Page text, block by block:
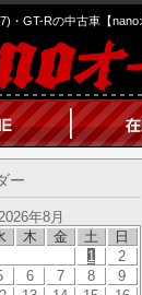
・GT-Rの中古車【nano
ー
年8月
木 金 土 日
1
2
6 7 8
9